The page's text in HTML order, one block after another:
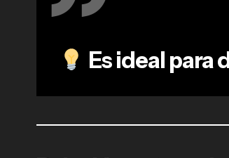
Es ideal para